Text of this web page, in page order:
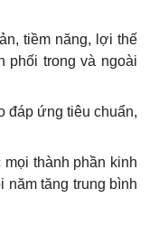
tiềm năng, lợi thế
phối trong và ngoài
đáp ứng tiêu chuẩn,
thành phần kinh
năm tăng trung bình